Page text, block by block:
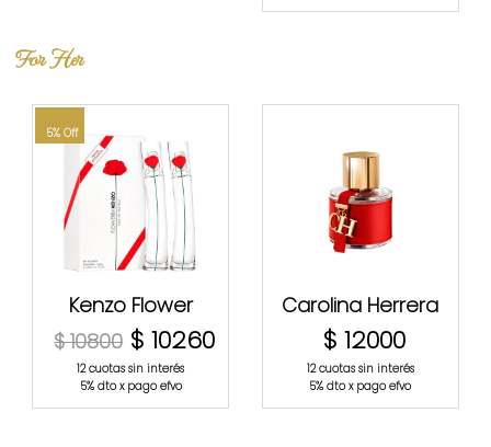
For Her
5% Off
Kenzo Flower
$ 10800 $ 10260
12 cuotas sin interés
5% dto x pago efvo
Carolina Herrera
$ 12000
12 cuotas sin interés
5% dto x pago efvo